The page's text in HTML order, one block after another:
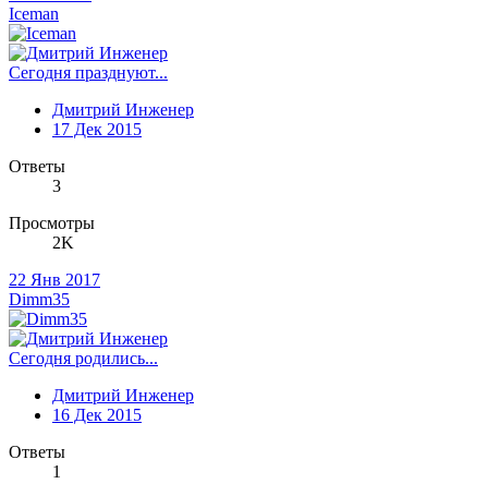
Iceman
Сегодня празднуют...
Дмитрий Инженер
17 Дек 2015
Ответы
3
Просмотры
2K
22 Янв 2017
Dimm35
Сегодня родились...
Дмитрий Инженер
16 Дек 2015
Ответы
1